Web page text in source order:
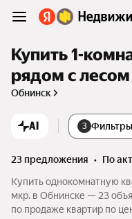
Купить 1-
рядом с
Обнинск
AI 3 Фильтры
23 предложения •
по
Купить однокомнатную
мкр. в Обнинске — 23
по продаже квартир по